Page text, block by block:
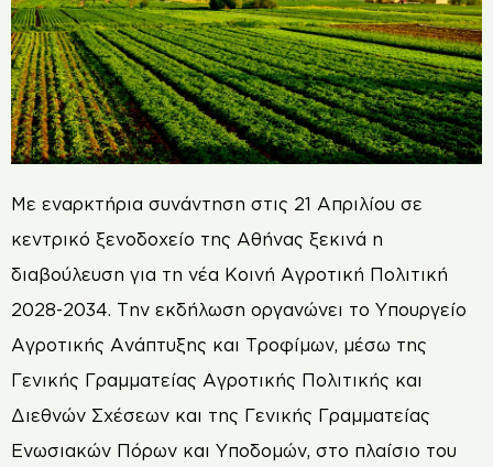
Με εναρκτήρια συνάντηση στις 21 Απριλίου σε
κεντρικό ξενοδοχείο της Αθήνας ξεκινά η
διαβούλευση για τη νέα Κοινή Αγροτική Πολιτική
2028-2034. Την εκδήλωση οργανώνει το Υπουργείο
Αγροτικής Ανάπτυξης και Τροφίμων, μέσω της
Γενικής Γραμματείας Αγροτικής Πολιτικής και
Διεθνών Σχέσεων και της Γενικής Γραμματείας
Ενωσιακών Πόρων και Υποδομών, στο πλαίσιο του